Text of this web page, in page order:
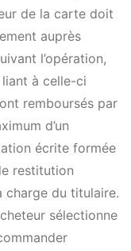
de la carte doit
auprès
l’opération,
à celle-ci
remboursés par
d’un
écrite formée
restitution
charge du titulaire.
sélectionne